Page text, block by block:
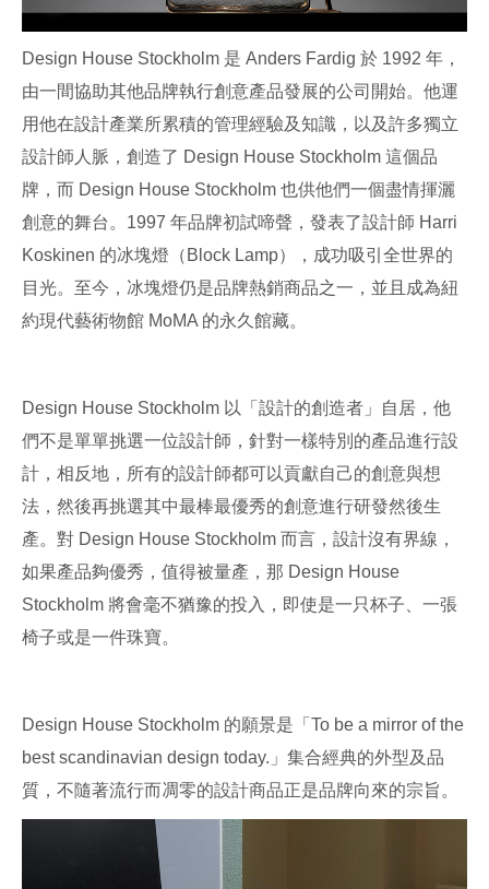
Design House Stockholm 是 Anders Fardig 於 1992 年，
由一間協助其他品牌執行創意產品發展的公司開始。他運
用他在設計產業所累積的管理經驗及知識，以及許多獨立
設計師人脈，創造了 Design House Stockholm 這個品
牌，而 Design House Stockholm 也供他們一個盡情揮灑
創意的舞台。1997 年品牌初試啼聲，發表了設計師 Harri
Koskinen 的冰塊燈（Block Lamp），成功吸引全世界的
目光。至今，冰塊燈仍是品牌熱銷商品之一，並且成為紐
約現代藝術物館 MoMA 的永久館藏。
Design House Stockholm 以「設計的創造者」自居，他
們不是單單挑選一位設計師，針對一樣特別的產品進行設
計，相反地，所有的設計師都可以貢獻自己的創意與想
法，然後再挑選其中最棒最優秀的創意進行研發然後生
產。對 Design House Stockholm 而言，設計沒有界線，
如果產品夠優秀，值得被量產，那 Design House
Stockholm 將會毫不猶豫的投入，即使是一只杯子、一張
椅子或是一件珠寶。
Design House Stockholm 的願景是「To be a mirror of the
best scandinavian design today.」集合經典的外型及品
質，不隨著流行而凋零的設計商品正是品牌向來的宗旨。